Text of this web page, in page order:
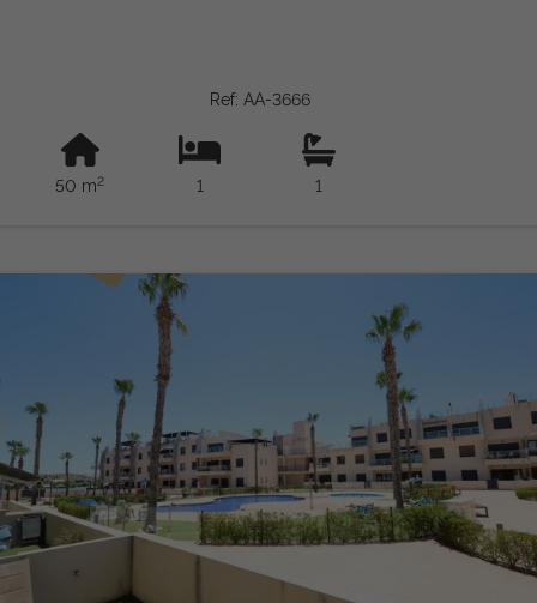
Ref: AA-3666
50 m2 1 1